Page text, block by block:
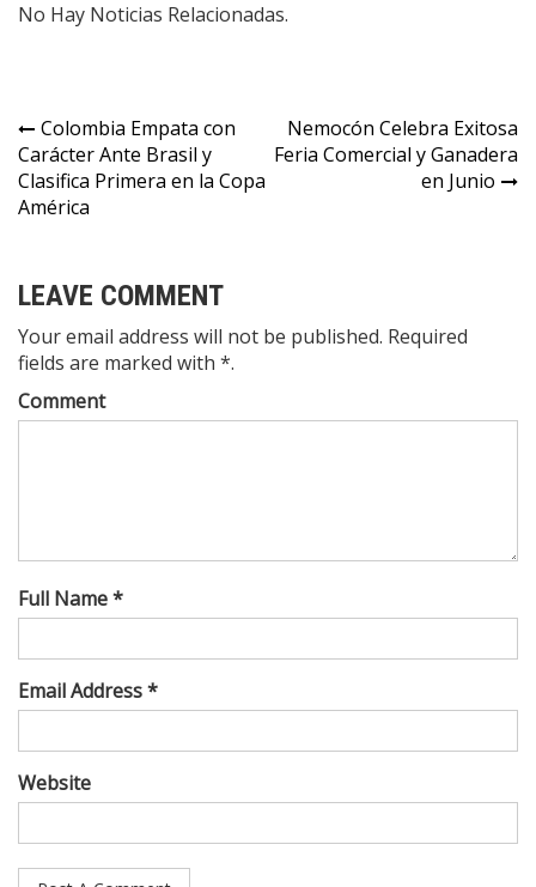
No Hay Noticias Relacionadas.
Colombia Empata con
Carácter Ante Brasil y
Clasifica Primera en la Copa
América
Nemocón Celebra Exitosa
Feria Comercial y Ganadera
en Junio
LEAVE COMMENT
Your email address will not be published. Required
fields are marked with *.
Comment
Full Name *
Email Address *
Website